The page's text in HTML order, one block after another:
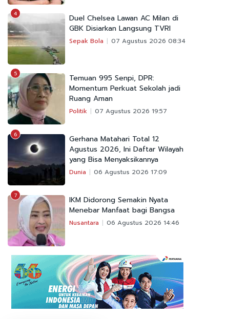
4
Duel Chelsea Lawan AC Milan di
GBK Disiarkan Langsung TVRI
Sepak Bola 07 Agustus 2026 08:34
5
Temuan 995 Senpi, DPR:
Momentum Perkuat Sekolah jadi
Ruang Aman
Politik 07 Agustus 2026 19:57
6
Gerhana Matahari Total 12
Agustus 2026, Ini Daftar Wilayah
yang Bisa Menyaksikannya
Dunia 06 Agustus 2026 17:09
7
IKM Didorong Semakin Nyata
Menebar Manfaat bagi Bangsa
Nusantara 06 Agustus 2026 14:46